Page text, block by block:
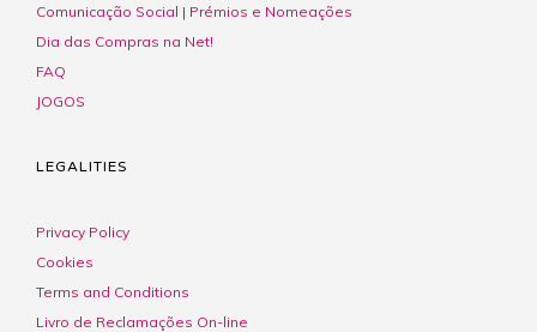
Comunicação Social | Prémios e Nomeações
Dia das Compras na Net!
FAQ
JOGOS
LEGALITIES
Privacy Policy
Cookies
Terms and Conditions
Livro de Reclamações On-line